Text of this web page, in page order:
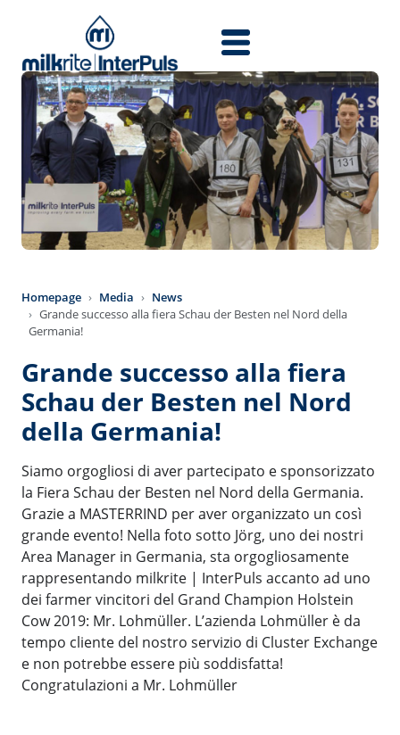
Homepage Media
News
Grande successo alla fiera Schau der Besten nel Nord della
Germania!
Grande successo alla fiera
Schau der Besten nel Nord
della Germania!
Siamo orgogliosi di aver partecipato e sponsorizzato
la Fiera Schau der Besten nel Nord della Germania.
Grazie a MASTERRIND per aver organizzato un così
grande evento! Nella foto sotto Jӧrg, uno dei nostri
Area Manager in Germania, sta orgogliosamente
rappresentando milkrite | InterPuls accanto ad uno
dei farmer vincitori del Grand Champion Holstein
Cow 2019: Mr. Lohmüller. L’azienda Lohmüller è da
tempo cliente del nostro servizio di Cluster Exchange
e non potrebbe essere più soddisfatta!
Congratulazioni a Mr. Lohmüller